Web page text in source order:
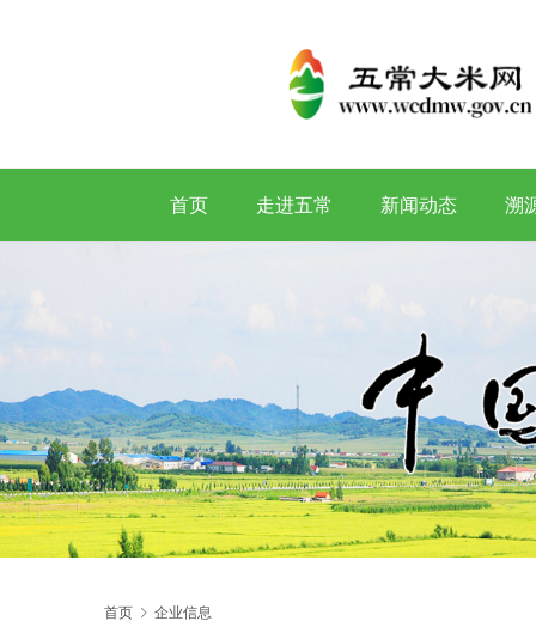
首页 走进五常 新闻动态 溯
首页 企业信息